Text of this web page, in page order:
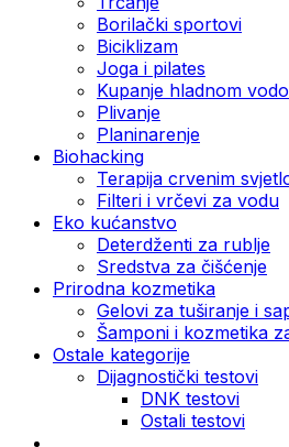
Borilački sportovi
Biciklizam
Joga i pilates
Kupanje hladnom
Plivanje
Planinarenje
Biohacking
Terapija crvenim
Filteri i vrčevi za vodu
Eko kućanstvo
Deterdženti za rublje
Sredstva za čišćenje
Prirodna kozmetika
Gelovi za tuširanje i
Šamponi i kozmetika
Ostale kategorije
Dijagnostički testovi
DNK testovi
Ostali testovi